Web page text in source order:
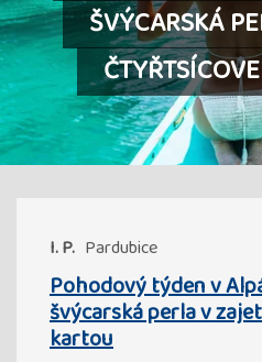
ŠVÝCARSKÁ
I. P. Pardubice
Pohodový týden v
švýcarská perla v
kartou